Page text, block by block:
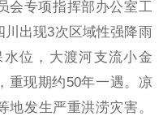
会专项指挥部办公室工
出现3次区域性强降雨
位，大渡河支流小金
重现期约50年一遇。凉
发生严重洪涝灾害。